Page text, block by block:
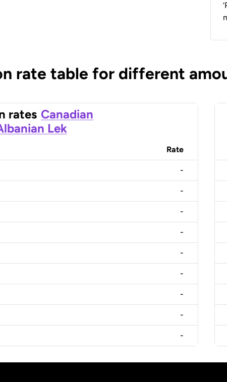
rate table for different
rates Canadian
Lek
Rate
-
-
-
-
-
-
-
-
-